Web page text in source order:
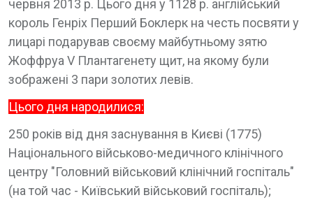
червня 2013 р. Цього дня у 1128 р. англійський
король Генріх Перший Боклерк на честь посвяти у
лицарі подарував своєму майбутньому зятю
Жоффруа V Плантагенету щит, на якому були
зображені 3 пари золотих левів.
Цього дня народилися:
250 років від дня заснування в Києві (1775)
Національного військово-медичного клінічного
центру "Головний військовий клінічний госпіталь"
(на той час - Київський військовий госпіталь);